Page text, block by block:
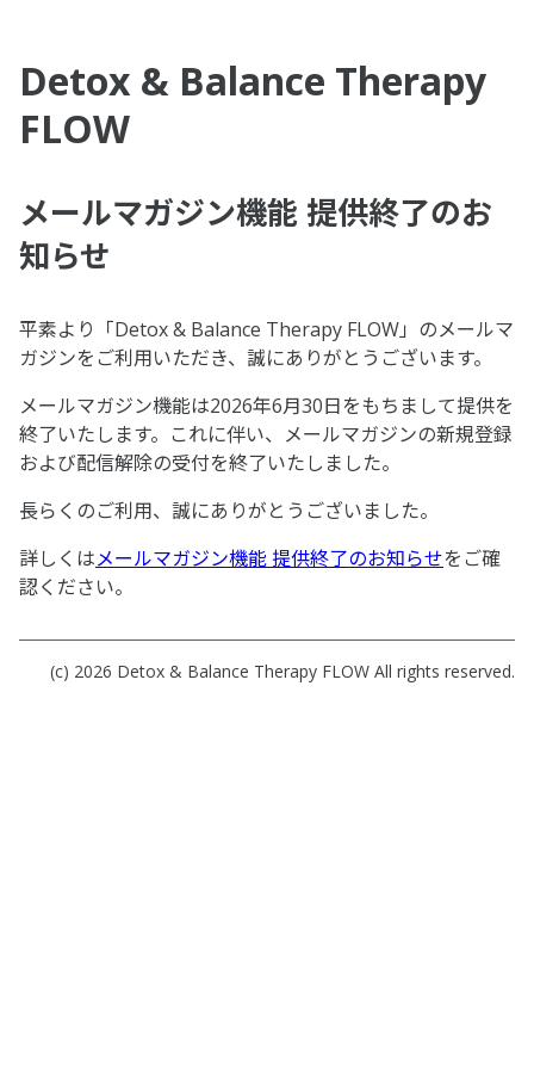
Detox & Balance Therapy
FLOW
メールマガジン機能 提供終了のお
知らせ
平素より「Detox & Balance Therapy FLOW」のメールマ
ガジンをご利用いただき、誠にありがとうございます。
メールマガジン機能は2026年6月30日をもちまして提供を
終了いたします。これに伴い、メールマガジンの新規登録
および配信解除の受付を終了いたしました。
長らくのご利用、誠にありがとうございました。
詳しくはメールマガジン機能 提供終了のお知らせをご確
認ください。
(c) 2026 Detox & Balance Therapy FLOW All rights reserved.